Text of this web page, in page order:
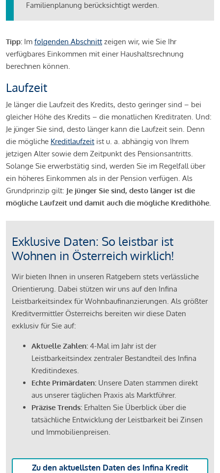
Familienplanung berücksichtigt werden.
Tipp: Im folgenden Abschnitt zeigen wir, wie Sie Ihr
verfügbares Einkommen mit einer Haushaltsrechnung
berechnen können.
Laufzeit
Je länger die Laufzeit des Kredits, desto geringer sind – bei
gleicher Höhe des Kredits – die monatlichen Kreditraten. Und:
Je jünger Sie sind, desto länger kann die Laufzeit sein. Denn
die mögliche Kreditlaufzeit ist u. a. abhängig von Ihrem
jetzigen Alter sowie dem Zeitpunkt des Pensionsantritts.
Solange Sie erwerbstätig sind, werden Sie im Regelfall über
ein höheres Einkommen als in der Pension verfügen. Als
Grundprinzip gilt: Je jünger Sie sind, desto länger ist die
mögliche Laufzeit und damit auch die mögliche Kredithöhe.
Exklusive Daten: So leistbar ist
Wohnen in Österreich wirklich!
Wir bieten Ihnen in unseren Ratgebern stets verlässliche
Orientierung. Dabei stützen wir uns auf den Infina
Leistbarkeitsindex für Wohnbaufinanzierungen. Als größter
Kreditvermittler Österreichs bereiten wir diese Daten
exklusiv für Sie auf:
Aktuelle Zahlen: 4-Mal im Jahr ist der
Leistbarkeitsindex zentraler Bestandteil des Infina
Kreditindexes.
Echte Primärdaten: Unsere Daten stammen direkt
aus unserer täglichen Praxis als Marktführer.
Präzise Trends: Erhalten Sie Überblick über die
tatsächliche Entwicklung der Leistbarkeit bei Zinsen
und Immobilienpreisen.
Zu den aktuellsten Daten des Infina Kredit